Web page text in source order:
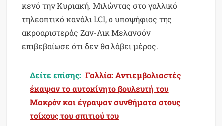
κενό την Κυριακή. Μιλώντας στο γαλλικό
τηλεοπτικό κανάλι LCI, ο υποψήφιος της
ακροαριστεράς Ζαν-Λικ Μελανσόν
επιβεβαίωσε ότι δεν θα λάβει μέρος.
Δείτε επίσης: Γαλλία: Αντιεμβολιαστές
έκαψαν το αυτοκίνητο βουλευτή του
Μακρόν και έγραψαν συνθήματα στους
τοίχους του σπιτιού του